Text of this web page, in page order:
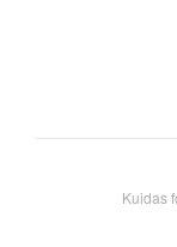
Kuidas